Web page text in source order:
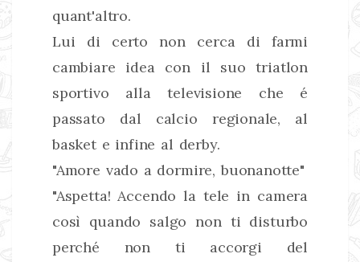
quant'altro.
Lui di certo non cerca di farmi
cambiare idea con il suo triatlon
sportivo alla televisione che é
passato dal calcio regionale, al
basket e infine al derby.
"Amore vado a dormire, buonanotte"
"Aspetta! Accendo la tele in camera
così quando salgo non ti disturbo
perché non ti accorgi del